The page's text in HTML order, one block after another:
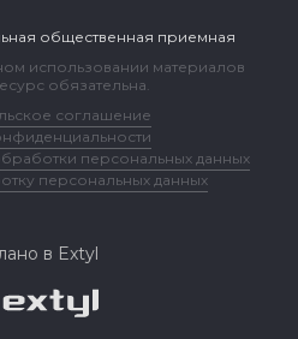
общественная приемная
использовании материалов
обязательна.
соглашение
персональных данных
персональных данных
в Extyl